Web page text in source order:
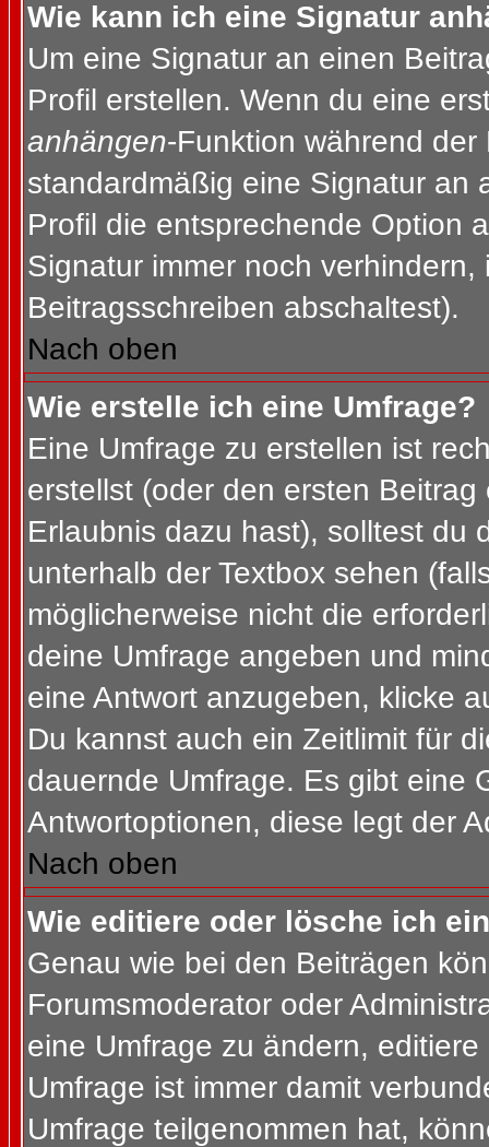
Wie kann ich eine Signatur
Um eine Signatur an einen
Profil erstellen. Wenn du eine
anhängen-Funktion während
standardmäßig eine Signatur an
Profil die entsprechende Option
Signatur immer noch
Beitragsschreiben abschaltest).
Nach oben
Wie erstelle ich eine Umfrage?
Eine Umfrage zu erstellen ist
erstellst (oder den ersten
Erlaubnis dazu hast), solltest du
unterhalb der Textbox sehen
möglicherweise nicht die
deine Umfrage angeben und
eine Antwort anzugeben, klicke
Du kannst auch ein Zeitlimit für
dauernde Umfrage. Es gibt eine
Antwortoptionen, diese legt der
Nach oben
Wie editiere oder lösche ich
Genau wie bei den Beiträgen
Forumsmoderator oder
eine Umfrage zu ändern,
Umfrage ist immer damit
Umfrage teilgenommen hat,